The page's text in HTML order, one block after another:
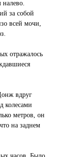
за собой
всей мочи,
отражалось
вдруг
колесами
метров, он
на заднем